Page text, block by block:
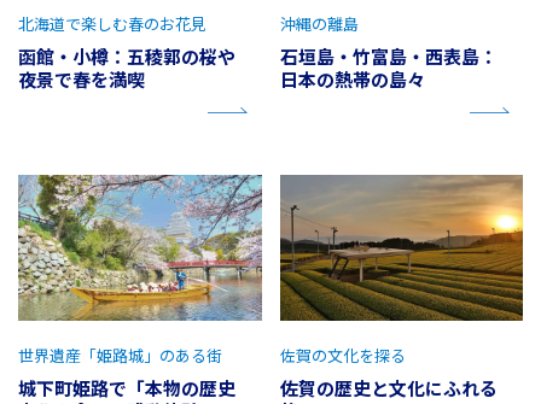
函館・小樽：五稜郭の桜や
夜景で春を満喫
北海道で楽しむ春のお花見
石垣島・竹富島・西表島：
日本の熱帯の島々
沖縄の離島
城下町姫路で「本物の歴史
世界遺産「姫路城」のある街
佐賀の歴史と文化にふれる
佐賀の文化を探る